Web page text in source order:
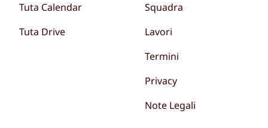
Tuta Calendar
Tuta Drive
Squadra
Lavori
Termini
Privacy
Note Legali